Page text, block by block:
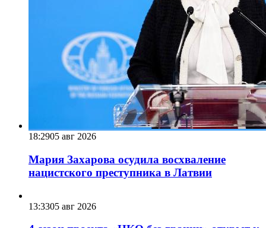
18:2905 авг 2026
Мария Захарова осудила восхваление
нацистского преступника в Латвии
13:3305 авг 2026